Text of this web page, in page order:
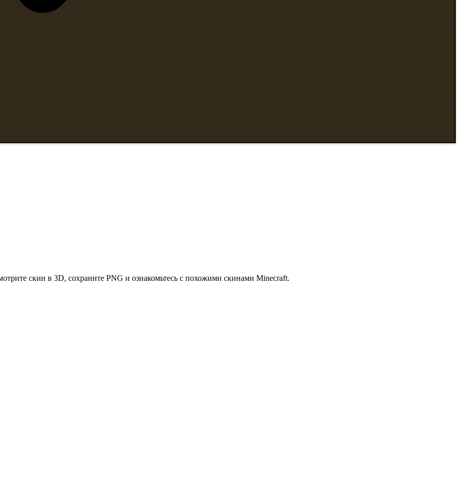
скин в 3D, сохраните PNG и ознакомьтесь с похожими скинами Minecraft.